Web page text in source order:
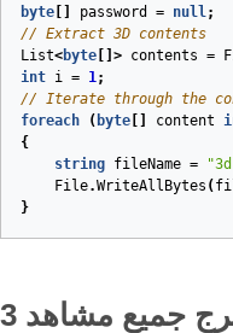
byte
password = null;
// Extract 3D contents
List<byte []> contents =
int i = 1;
// Iterate through the
foreach
( byte content
{
string fileName =
File.WriteAllBytes (
}
استخرج جميع مشاهد 3D وحفظها في